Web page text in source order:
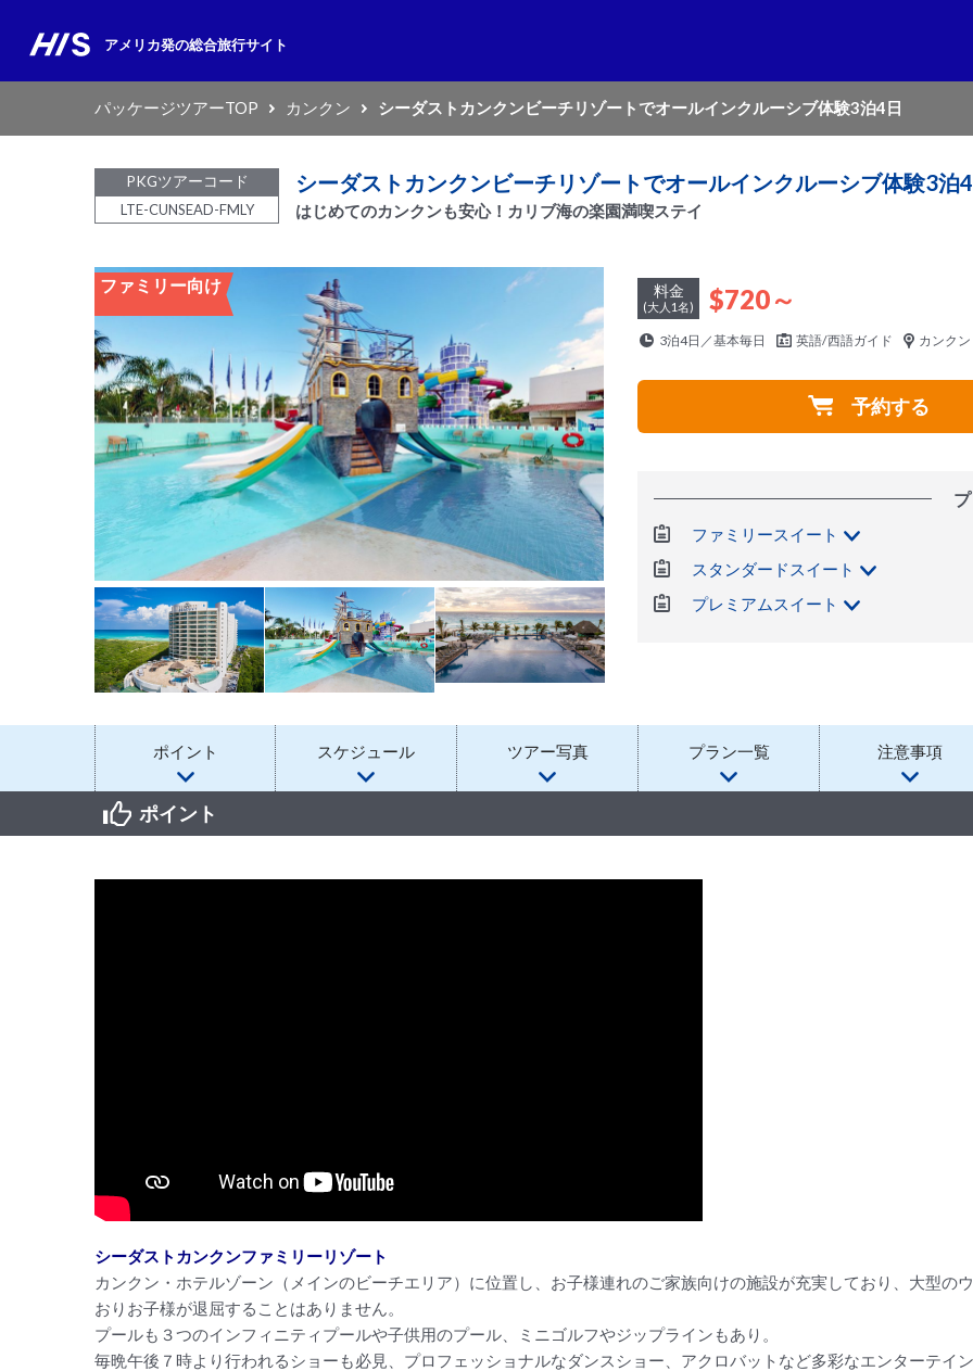
アメリカ発の総合旅行サイト
パッケージツアーTOP カンクン シーダストカンクンビーチリゾートでオールインクルーシブ体験3泊4日
PKGツアーコード
LTE-CUNSEAD-FMLY
シーダストカンクンビーチリゾートでオールインクルーシブ体験3泊
はじめてのカンクンも安心！カリブ海の楽園満喫ステイ
ファミリー向け 料金
(大人1名) $720～
3泊4日／基本毎日 英語/西語ガイド カンク
予約する
ファミリースイート
スタンダードスイート
プレミアムスイート
ポイント スケジュール ツアー写真 プラン一覧 注意事項
ポイント
シーダストカンクンファミリーリゾート
カンクン・ホテルゾーン（メインのビーチエリア）に位置し、お子様連れのご家族向けの施設が充実しており、大型の
おりお子様が退屈することはありません。
プールも３つのインフィニティプールや子供用のプール、ミニゴルフやジップラインもあり。
毎晩午後７時より行われるショーも必見、プロフェッショナルなダンスショー、アクロバットなど多彩なエンターテイ